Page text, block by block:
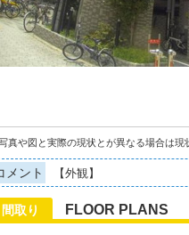
真や図と実際の現状とが異なる場合は現
メント 【外観】
間取り FLOOR PLANS